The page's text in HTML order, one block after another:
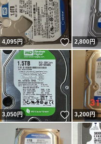
4,095円 いいね！
2,800円
3,050円 いいね！
3,200円